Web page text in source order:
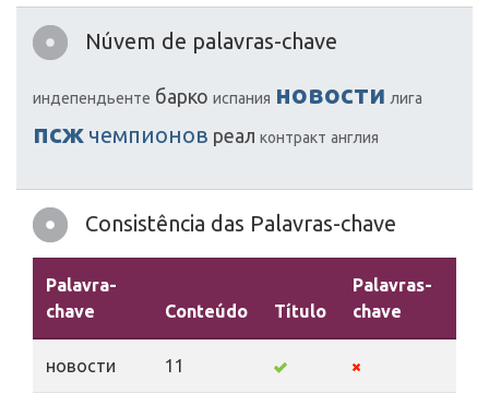
Núvem de palavras-chave
индепендьенте барко испания новости лига
псж чемпионов реал контракт англия
Consistência das Palavras-chave
Palavra-
chave
Conteúdo Título
Palavras-
chave
новости 11